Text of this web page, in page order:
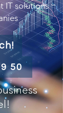
IT solutions
50